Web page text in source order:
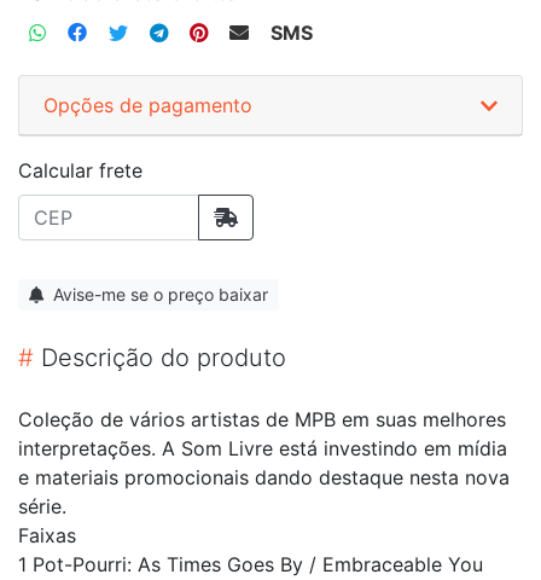
SMS
Opções de pagamento
Calcular frete
Avise-me se o preço baixar
# Descrição do produto
Coleção de vários artistas de MPB em suas melhores
interpretações. A Som Livre está investindo em mídia
e materiais promocionais dando destaque nesta nova
série.
Faixas
1 Pot-Pourri: As Times Goes By / Embraceable You